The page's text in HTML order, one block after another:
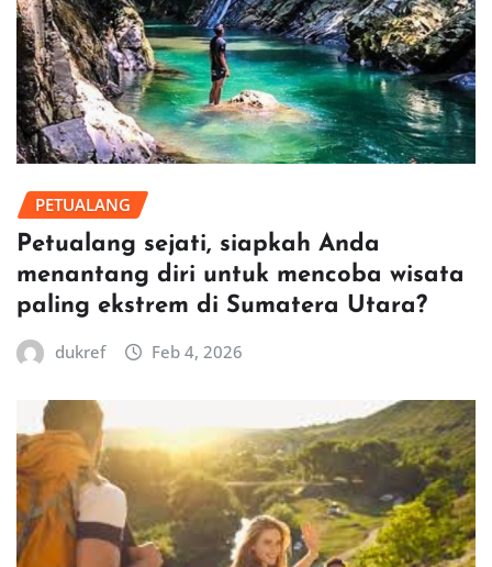
PETUALANG
Petualang sejati, siapkah Anda
menantang diri untuk mencoba wisata
paling ekstrem di Sumatera Utara?
dukref Feb 4, 2026